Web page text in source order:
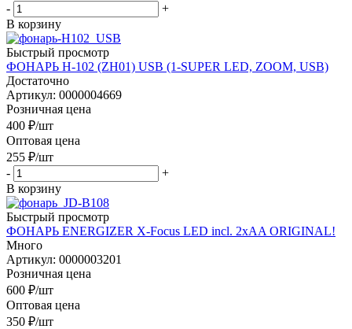
-
+
В корзину
Быстрый просмотр
ФОНАРЬ H-102 (ZH01) USB (1-SUPER LED, ZOOM, USB)
Достаточно
Артикул: 0000004669
Розничная цена
400 ₽/шт
Оптовая цена
255 ₽/шт
-
+
В корзину
Быстрый просмотр
ФОНАРЬ ENERGIZER X-Focus LED incl. 2xAA ORIGINAL!
Много
Артикул: 0000003201
Розничная цена
600 ₽/шт
Оптовая цена
350 ₽/шт